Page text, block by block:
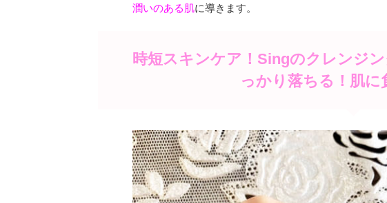
潤いのある肌に導きます。
時短スキンケア！Singのクレンジ
っかり落ちる！肌に